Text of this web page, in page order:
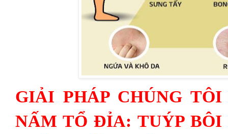
GIẢI PHÁP CHÚNG
NẤM TỔ ĐỈA: TUÝP